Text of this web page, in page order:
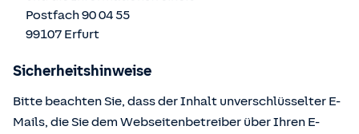
Postfach 90 04 55
99107 Erfurt
Sicherheitshinweise
Bitte beachten Sie, dass der Inhalt unverschlüsselter E-
Mails, die Sie dem Webseitenbetreiber über Ihren E-